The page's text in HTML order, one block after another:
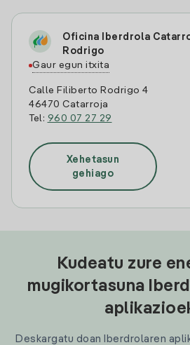
Oficina Iberdrola
Rodrigo
Gaur egun itxita
Calle Filiberto Rodrigo 4
46470 Catarroja
Tel: 960 07 27 29
Xehetasun
gehiago
Kudeatu zure
mugikortasuna
Deskargatu doan Iberdrolaren